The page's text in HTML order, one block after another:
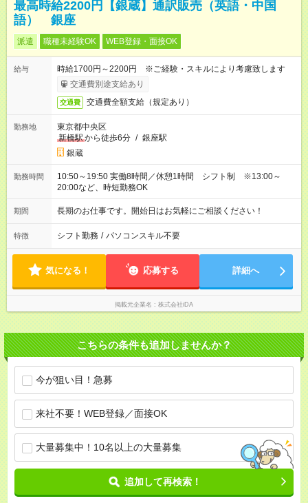
最高時給2200円【銀蔵】通訳販売（英語・中国
語） 銀座
派遣 職種未経験OK WEB登録・面接OK
給与
時給1700円～2200円 ※ご経験・スキルにより考慮致します
交通費別途支給あり
交通費 交通費全額支給（規定あり）
勤務地
東京都中央区
新橋駅から徒歩6分 / 銀座駅
銀蔵
勤務時間
10:50～19:50 実働8時間／休憩1時間 シフト制 ※13:00～
20:00など、時短勤務OK
期間 長期のお仕事です。開始日はお気軽にご相談ください！
特徴 シフト勤務 / パソコンスキル不要
気になる！ 応募する 詳細へ
掲載元企業名 株式会社iDA
こちらの条件も追加しませんか？
今が狙い目！急募
来社不要！WEB登録／面接OK
大量募集中！10名以上の大量募集
追加して再検索！